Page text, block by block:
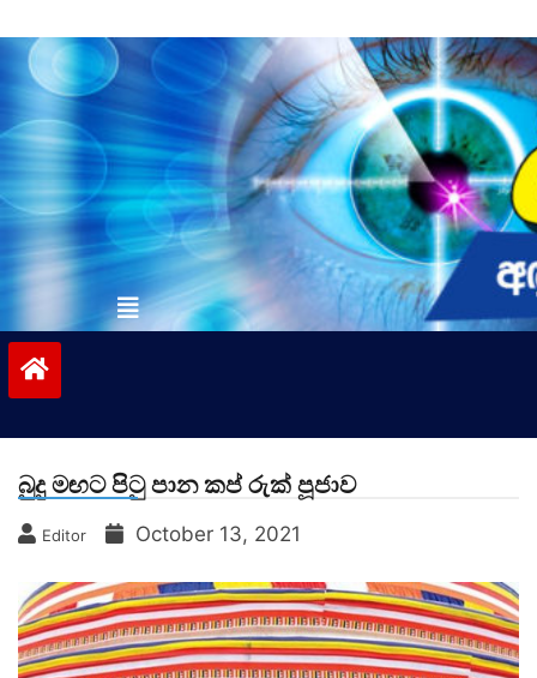
to
contentvinivida.lk
බුදු මඟට පිටු පාන කප් රුක් පූජාව
Editor October 13, 2021